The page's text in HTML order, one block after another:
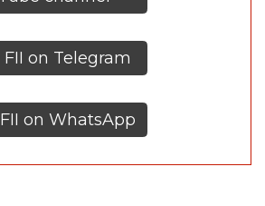
on Telegram
on WhatsApp